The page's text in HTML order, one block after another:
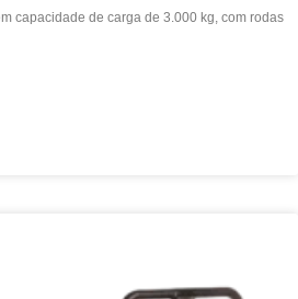
capacidade de carga de 3.000 kg, com rodas